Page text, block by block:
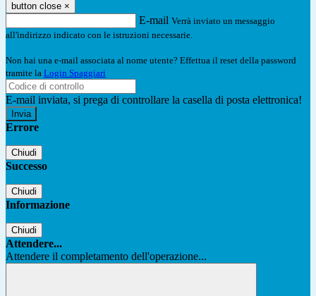
button close ×
E-mail Verrà inviato un messaggio
all'indirizzo indicato con le istruzioni necessarie.
Non hai una e-mail associata al nome utente? Effettua il reset della password
tramite la Login Spaggiari
E-mail inviata, si prega di controllare la casella di posta elettronica!
Errore
Chiudi
Successo
Chiudi
Informazione
Chiudi
Attendere...
Attendere il completamento dell'operazione...